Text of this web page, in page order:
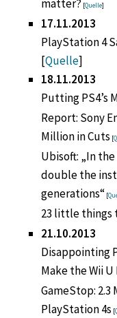
matter? [Quelle]
17.11.2013
PlayStation 4
[Quelle]
18.11.2013
Putting PS4’s
Report: Sony
Million in Cuts [
Ubisoft: „In
double the
generations“ [
23 little things
21.10.2013
Disappointing
Make the Wii
GameStop:
PlayStation 4s [